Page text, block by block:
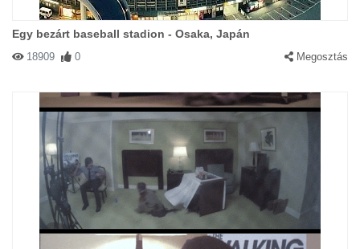
Egy bezárt baseball stadion - Osaka, Japán
18909 0 Megosztás